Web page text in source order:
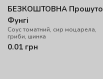
БЕЗКОШТОВНА Прошуто
Фунгі
Соус томатний, сир моцарела,
гриби, шинка
0.01 грн